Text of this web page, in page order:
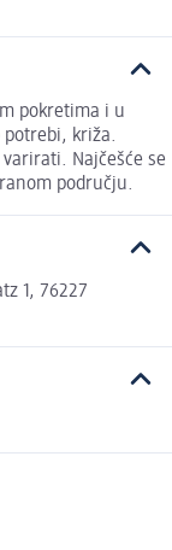
pokretima i u
križa.
Najčešće se
području.
1, 76227